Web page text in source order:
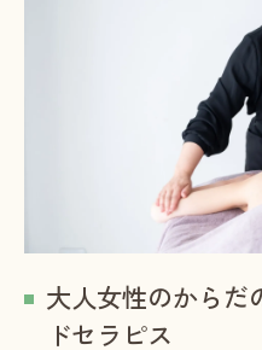
大人女性のからだ
ドセラピス